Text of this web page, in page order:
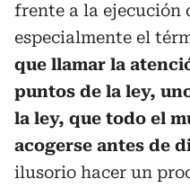
frente a la ejecución
especialmente el
que llamar la
puntos de la ley,
la ley, que todo el
acogerse antes de
ilusorio hacer un